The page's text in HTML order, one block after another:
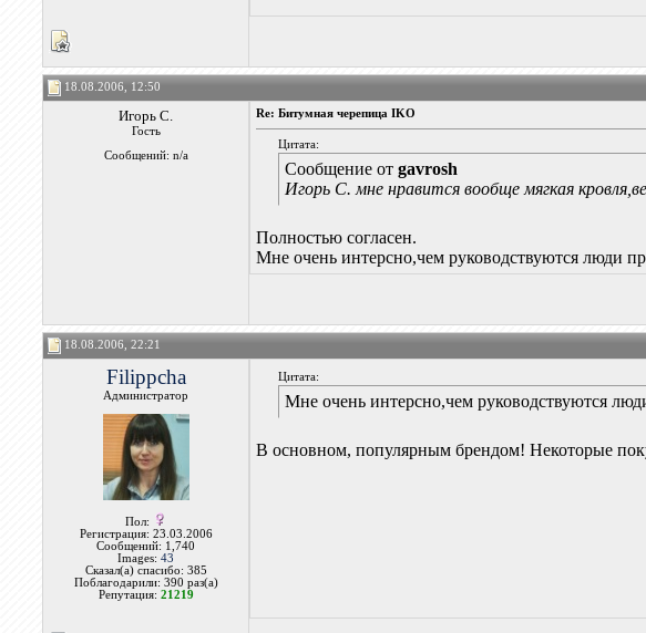
18.08.2006, 12:50
Игорь С.
Гость
Сообщений: n/a
Re: Битумная черепица IKO
Цитата:
Сообщение отgavrosh
Игорь С. мне нравится вообще мягкая
Полностью согласен.
Мне очень интерсно,чем руководствуются люди
18.08.2006, 22:21
Filippcha
Администратор
Пол:
Регистрация: 23.03.2006
Сообщений: 1,740
Images:43
Сказал(а) спасибо: 385
Поблагодарили: 390 раз(а)
Репутация: 21219
Цитата:
Мне очень интерсно,чем руководствуются
В основном, популярным брендом! Некоторые